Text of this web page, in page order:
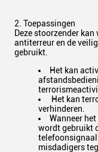
2. Toepassingen
Deze stoorzender
antiterreur en de
gebruikt.
Het kan
Het kan
verhinderen.
Wanneer
wordt gebruikt
telefoonsignaal
misdadigers